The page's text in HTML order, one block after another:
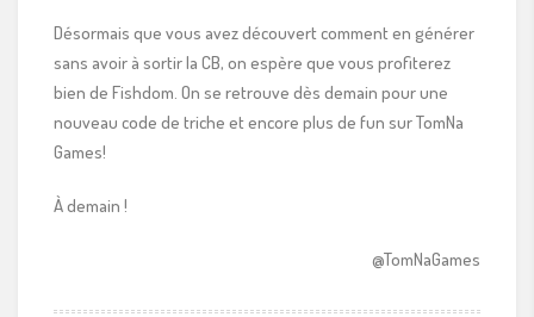
Désormais que vous avez découvert comment en générer
sans avoir à sortir la CB, on espère que vous profiterez
bien de Fishdom. On se retrouve dès demain pour une
nouveau code de triche et encore plus de fun sur TomNa
Games!
À demain !
@TomNaGames